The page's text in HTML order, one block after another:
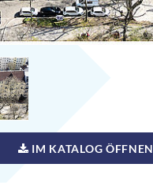
IM KATALOG ÖFFNEN